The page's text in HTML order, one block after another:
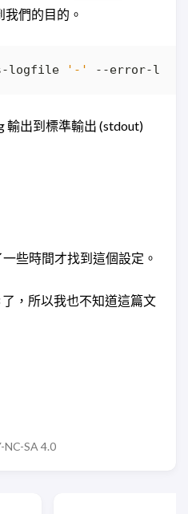
我們的目的。
logfile '-' --error-
輸出到標準輸出 (stdout)
些時間才找到這個設定。
，所以我也不知道這篇文
NC-SA 4.0